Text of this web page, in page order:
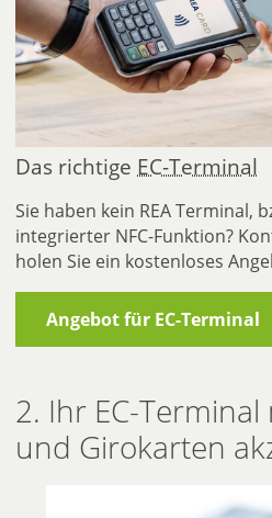
Das richtige EC-Terminal
Sie haben kein REA Terminal,
integrierter NFC-Funktion?
holen Sie ein kostenloses
Angebot für EC-Terminal
2. Ihr EC-
und Girokarten